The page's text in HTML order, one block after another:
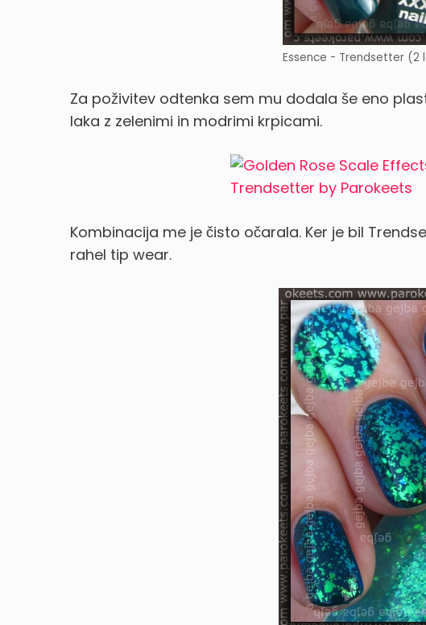
Essence - Trendsetter (2
Za poživitev odtenka sem mu dodala še eno
laka z zelenimi in modrimi krpicami.
Kombinacija me je čisto očarala. Ker je bil
rahel tip wear.